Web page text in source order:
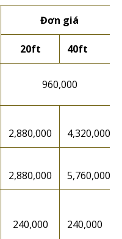
Đơn giá
20ft 40ft
960,000
2,880,000 4,320,000
2,880,000 5,760,000
240,000 240,000